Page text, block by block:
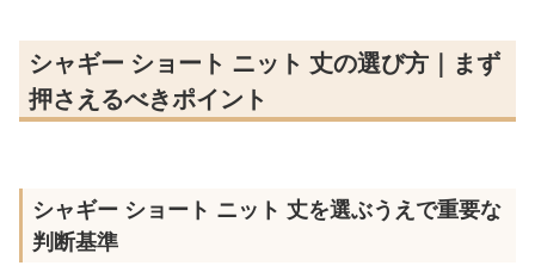
シャギー ショート ニット 丈の選び方｜まず
押さえるべきポイント
シャギー ショート ニット 丈を選ぶうえで重要な
判断基準